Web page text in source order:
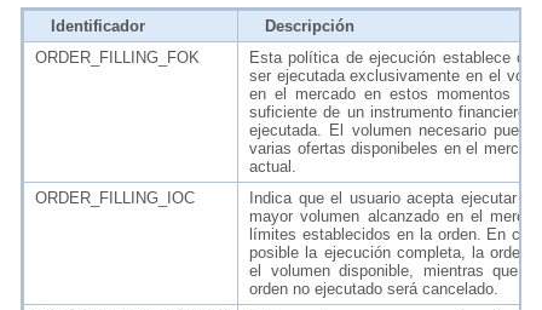
Identificador
Descripción
ORDER_FILLING_FOK
Esta política de ejecución establece
ser ejecutada exclusivamente en el
en el mercado en estos momentos no
suficiente de un instrumento financiero,
ejecutada. El volumen necesario
varias ofertas disponibeles en el
actual.
ORDER_FILLING_IOC
Indica que el usuario acepta ejecutar
mayor volumen alcanzado en el
límites establecidos en la orden. En
posible la ejecución completa, la orden
el volumen disponible, mientras que
orden no ejecutado será cancelado.